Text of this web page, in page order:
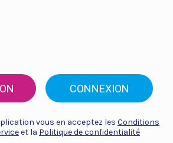
CONNEXION
vous en acceptez les Conditions
et la Politique de confidentialité